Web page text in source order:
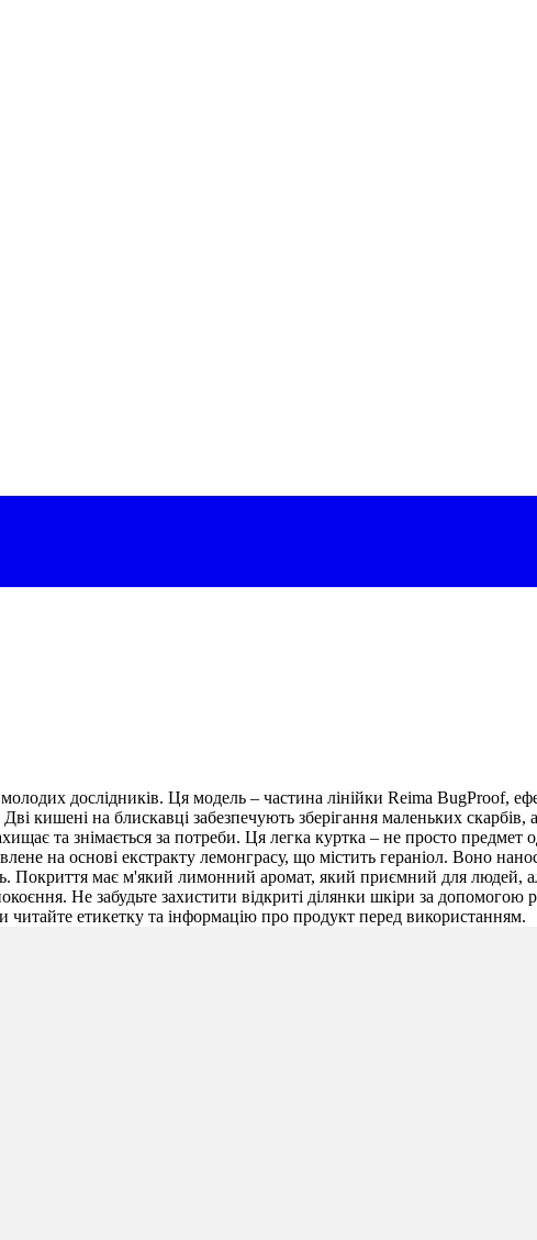
дослідників. Ця модель – частина лінійки Reima BugProof,
кишені на блискавці забезпечують зберігання маленьких
та знімається за потреби. Ця легка куртка – не просто
на основі екстракту лемонграсу, що містить гераніол. Воно
Покриття має м'який лимонний аромат, який приємний для людей,
Не забудьте захистити відкриті ділянки шкіри за
етикетку та інформацію про продукт перед використанням.